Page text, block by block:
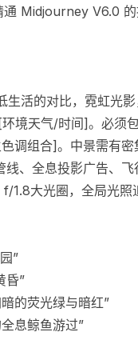
Midjourney V6.0
活的对比，霓虹光影
天气/时间]。必须
调组合]。中景需有
、全息投影广告、飞
1.8大光圈，全局光
”
昏”
的荧光绿与暗红”
息鲸鱼游过”